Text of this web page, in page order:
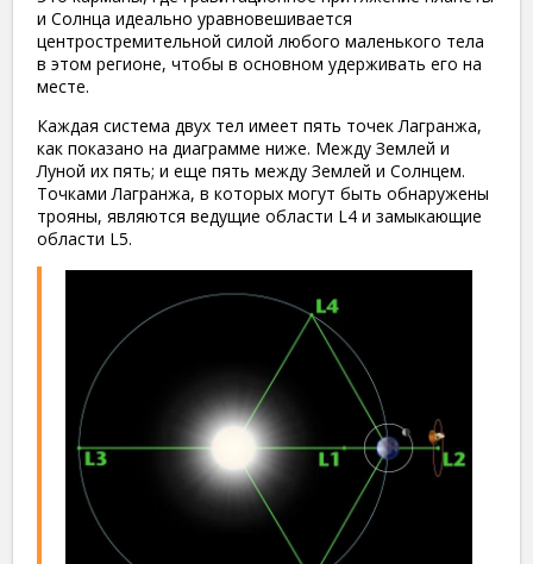
и Солнца идеально уравновешивается
центростремительной силой любого маленького тела
в этом регионе, чтобы в основном удерживать его на
месте.
Каждая система двух тел имеет пять точек Лагранжа,
как показано на диаграмме ниже. Между Землей и
Луной их пять; и еще пять между Землей и Солнцем.
Точками Лагранжа, в которых могут быть обнаружены
трояны, являются ведущие области L4 и замыкающие
области L5.